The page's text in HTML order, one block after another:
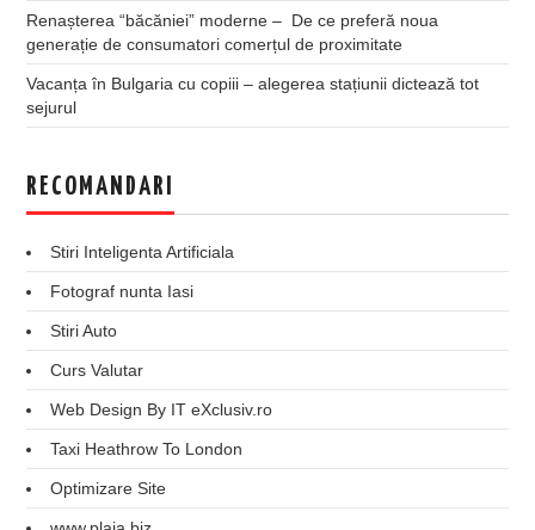
Renașterea “băcăniei” moderne – De ce preferă noua
generație de consumatori comerțul de proximitate
Vacanța în Bulgaria cu copiii – alegerea stațiunii dictează tot
sejurul
RECOMANDARI
Stiri Inteligenta Artificiala
Fotograf nunta Iasi
Stiri Auto
Curs Valutar
Web Design By IT eXclusiv.ro
Taxi Heathrow To London
Optimizare Site